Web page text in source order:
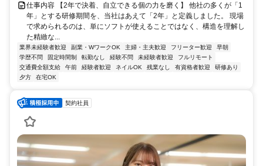
仕事内容 【2年で決着、自立できる個の力を磨く】 他社の多くが「1
年」とする研修期間を、当社はあえて「2年」と定義しました。 現場
で求められるのは、単にソフトが使えることではなく、構造を理解し
た精緻な...
業界未経験者歓迎 副業・WワークOK 主婦・主夫歓迎 フリーター歓迎
早朝
学歴不問
固定時間制 転勤なし 経験不問 未経験者歓迎
フルリモート
交通費全額支給
午前 経験者歓迎 ネイルOK 残業なし 有資格者歓迎
研修あり
夕方
在宅OK
契約社員